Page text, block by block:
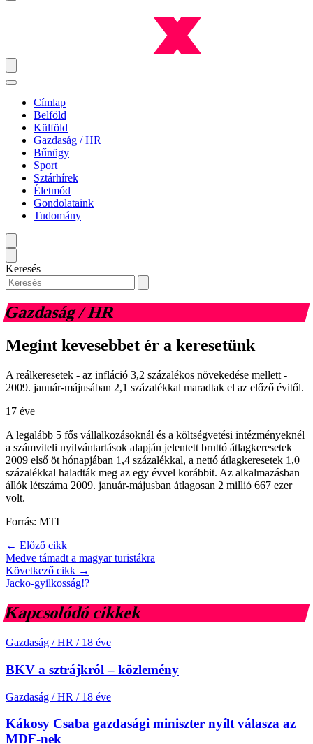
Címlap
Belföld
Külföld
Gazdaság / HR
Bűnügy
Sport
Sztárhírek
Életmód
Gondolataink
Tudomány
Keresés
Gazdaság / HR
Megint kevesebbet ér a keresetünk
A reálkeresetek - az infláció 3,2 százalékos növekedése mellett -
2009. január-májusában 2,1 százalékkal maradtak el az előző évitől.
17 éve
A legalább 5 fős vállalkozásoknál és a költségvetési intézményeknél
a számviteli nyilvántartások alapján jelentett bruttó átlagkeresetek
2009 első öt hónapjában 1,4 százalékkal, a nettó átlagkeresetek 1,0
százalékkal haladták meg az egy évvel korábbit. Az alkalmazásban
állók létszáma 2009. január-májusban átlagosan 2 millió 667 ezer
volt.
Forrás: MTI
← Előző cikk
Medve támadt a magyar turistákra
Következő cikk →
Jacko-gyilkosság!?
Kapcsolódó cikkek
Gazdaság / HR / 18 éve
BKV a sztrájkról – közlemény
Gazdaság / HR / 18 éve
Kákosy Csaba gazdasági miniszter nyílt válasza az
MDF-nek